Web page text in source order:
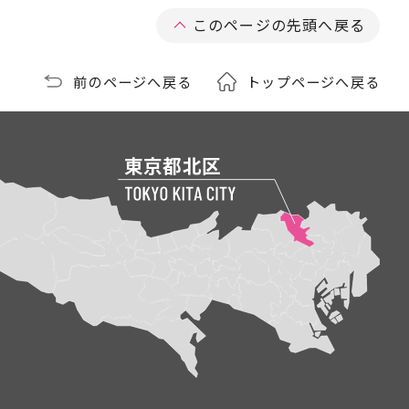
このページの先頭へ戻る
前のページへ戻る トップページへ戻る